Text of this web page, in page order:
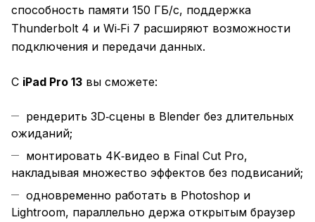
способность памяти 150 ГБ/с, поддержка
Thunderbolt 4 и Wi‑Fi 7 расширяют возможности
подключения и передачи данных.
С iPad Pro 13 вы сможете:
рендерить 3D‑сцены в Blender без длительных
ожиданий;
монтировать 4K‑видео в Final Cut Pro,
накладывая множество эффектов без подвисаний;
одновременно работать в Photoshop и
Lightroom, параллельно держа открытым браузер